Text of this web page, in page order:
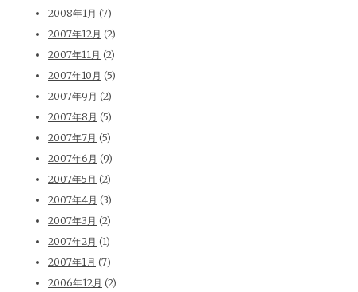
2008年1月 (7)
2007年12月 (2)
2007年11月 (2)
2007年10月 (5)
2007年9月 (2)
2007年8月 (5)
2007年7月 (5)
2007年6月 (9)
2007年5月 (2)
2007年4月 (3)
2007年3月 (2)
2007年2月 (1)
2007年1月 (7)
2006年12月 (2)